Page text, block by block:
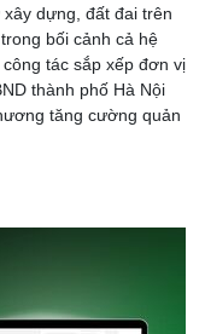
dựng, đất đai trên
bối cảnh cả hệ
tác sắp xếp đơn vị
thành phố Hà Nội
tăng cường quản